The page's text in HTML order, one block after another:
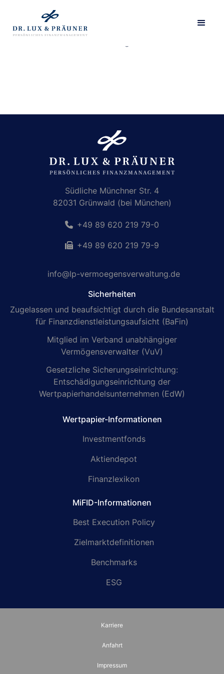
Diese Seite hat keinen Inhalt. Sie wird als Liste ohne
Südliche Münchner Str. 4
82031 Grünwald (bei München)
+49 89 620 219 79-0
+49 89 620 219 79-9
info@lp-vermoegensverwaltung.de
Sicherheiten
Zugelassen und beaufsichtigt durch die Bundesanstalt
für Finanzdienstleistungsaufsicht (BaFin)
Mitglied im Verband unabhängiger
Vermögensverwalter (VuV)
Gesetzliche Sicherungseinrichtung:
Entschädigungseinrichtung der
Wertpapierhandelsunternehmen (EdW)
Wertpapier-Informationen
Investmentfonds
Aktiendepot
Finanzlexikon
MiFID-Informationen
Best Execution Policy
Zielmarktdefinitionen
Benchmarks
ESG
Karriere
Anfahrt
Impressum